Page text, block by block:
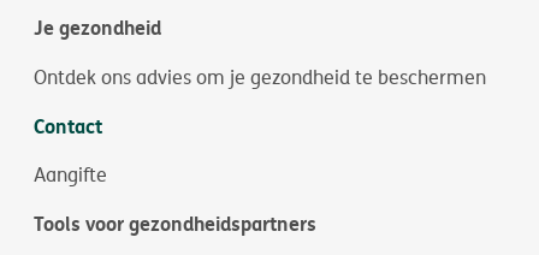
Je gezondheid
Ontdek ons advies om je gezondheid te beschermen
Contact
Aangifte
Tools voor gezondheidspartners